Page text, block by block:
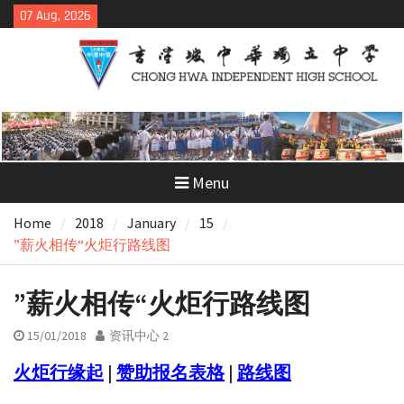
Skip
to
07 Aug, 2026
Menu
Home 2018 January
15
”薪火相传“火炬行路线图
”薪火相传“火炬行路线图
15/01/2018 资讯中心 2
火炬行缘起 | 赞助报名表格| 路线图